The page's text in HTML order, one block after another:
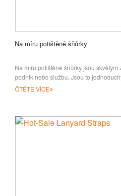
Na míru potištěné šňůrky
Na míru potištěné šňůrky jsou
podnik nebo službu. Jsou to
jak zvýšit
ČTĚTE VÍCE